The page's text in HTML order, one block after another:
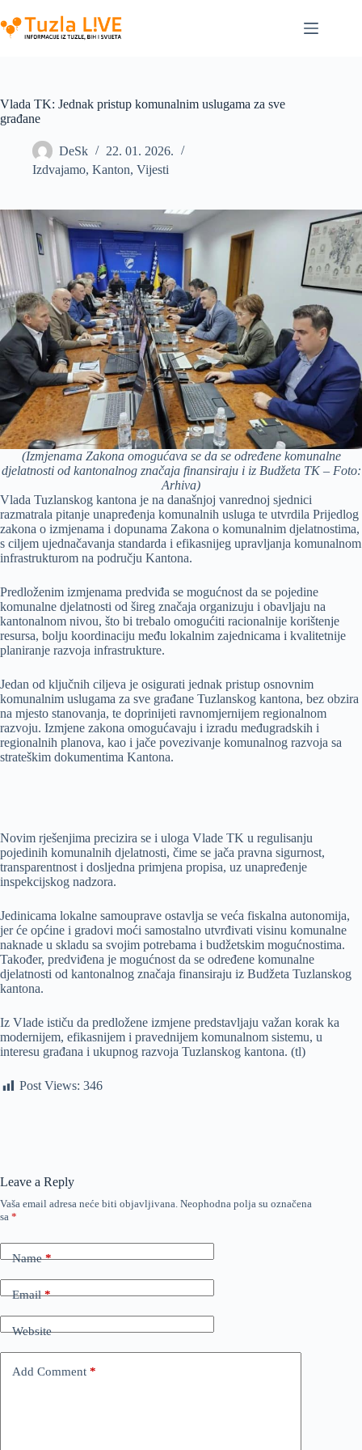
to
content
Vlada TK: Jednak pristup komunalnim uslugama za sve
građane
DeSk
22. 01. 2026.
Izdvajamo, Kanton, Vijesti
(Izmjenama Zakona omogućava se da se određene komunalne
djelatnosti od kantonalnog značaja finansiraju i iz Budžeta TK – Foto:
Arhiva)
Vlada Tuzlanskog kantona je na današnjoj vanrednoj sjednici
razmatrala pitanje unapređenja komunalnih usluga te utvrdila Prijedlog
zakona o izmjenama i dopunama Zakona o komunalnim djelatnostima,
s ciljem ujednačavanja standarda i efikasnijeg upravljanja komunalnom
infrastrukturom na području Kantona.
Predloženim izmjenama predviđa se mogućnost da se pojedine
komunalne djelatnosti od šireg značaja organizuju i obavljaju na
kantonalnom nivou, što bi trebalo omogućiti racionalnije korištenje
resursa, bolju koordinaciju među lokalnim zajednicama i kvalitetnije
planiranje razvoja infrastrukture.
Jedan od ključnih ciljeva je osigurati jednak pristup osnovnim
komunalnim uslugama za sve građane Tuzlanskog kantona, bez obzira
na mjesto stanovanja, te doprinijeti ravnomjernijem regionalnom
razvoju. Izmjene zakona omogućavaju i izradu međugradskih i
regionalnih planova, kao i jače povezivanje komunalnog razvoja sa
strateškim dokumentima Kantona.
Novim rješenjima precizira se i uloga Vlade TK u regulisanju
pojedinih komunalnih djelatnosti, čime se jača pravna sigurnost,
transparentnost i dosljedna primjena propisa, uz unapređenje
inspekcijskog nadzora.
Jedinicama lokalne samouprave ostavlja se veća fiskalna autonomija,
jer će općine i gradovi moći samostalno utvrđivati visinu komunalne
naknade u skladu sa svojim potrebama i budžetskim mogućnostima.
Također, predviđena je mogućnost da se određene komunalne
djelatnosti od kantonalnog značaja finansiraju iz Budžeta Tuzlanskog
kantona.
Iz Vlade ističu da predložene izmjene predstavljaju važan korak ka
modernijem, efikasnijem i pravednijem komunalnom sistemu, u
interesu građana i ukupnog razvoja Tuzlanskog kantona. (tl)
Post Views: 346
Leave a Reply
Vaša email adresa neće biti objavljivana. Neophodna polja su označena
sa *
Name*
Email*
Website
Add Comment *